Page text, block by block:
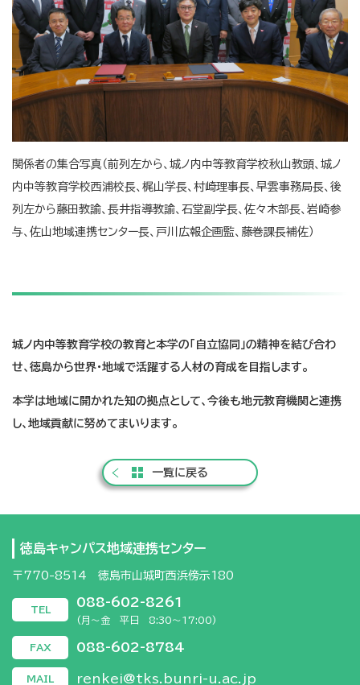
関係者の集合写真（前列左から、城ノ内中等教育学校秋山教頭、城ノ
内中等教育学校西浦校長、梶山学長、村崎理事長、早雲事務局長、後
列左から藤田教諭、長井指導教諭、石堂副学長、佐々木部長、岩崎参
与、佐山地域連携センター長、戸川広報企画監、藤巻課長補佐）
城ノ内中等教育学校の教育と本学の「自立協同」の精神を結び合わ
せ、徳島から世界・地域で活躍する人材の育成を目指します。
本学は地域に開かれた知の拠点として、今後も地元教育機関と連携
し、地域貢献に努めてまいります。
一覧に戻る
徳島キャンパス地域連携センター
〒770-8514 徳島市山城町西浜傍示180
TEL
088-602-8261
(月～金 平日 8:30～17:00)
FAX 088-602-8784
MAIL renkei@tks.bunri-u.ac.jp